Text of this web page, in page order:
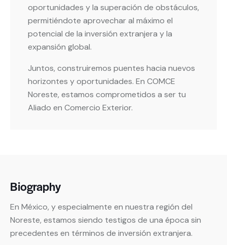
oportunidades y la superación de obstáculos,
permitiéndote aprovechar al máximo el
potencial de la inversión extranjera y la
expansión global.
Juntos, construiremos puentes hacia nuevos
horizontes y oportunidades. En COMCE
Noreste, estamos comprometidos a ser tu
Aliado en Comercio Exterior.
Biography
En México, y especialmente en nuestra región del
Noreste, estamos siendo testigos de una época sin
precedentes en términos de inversión extranjera.